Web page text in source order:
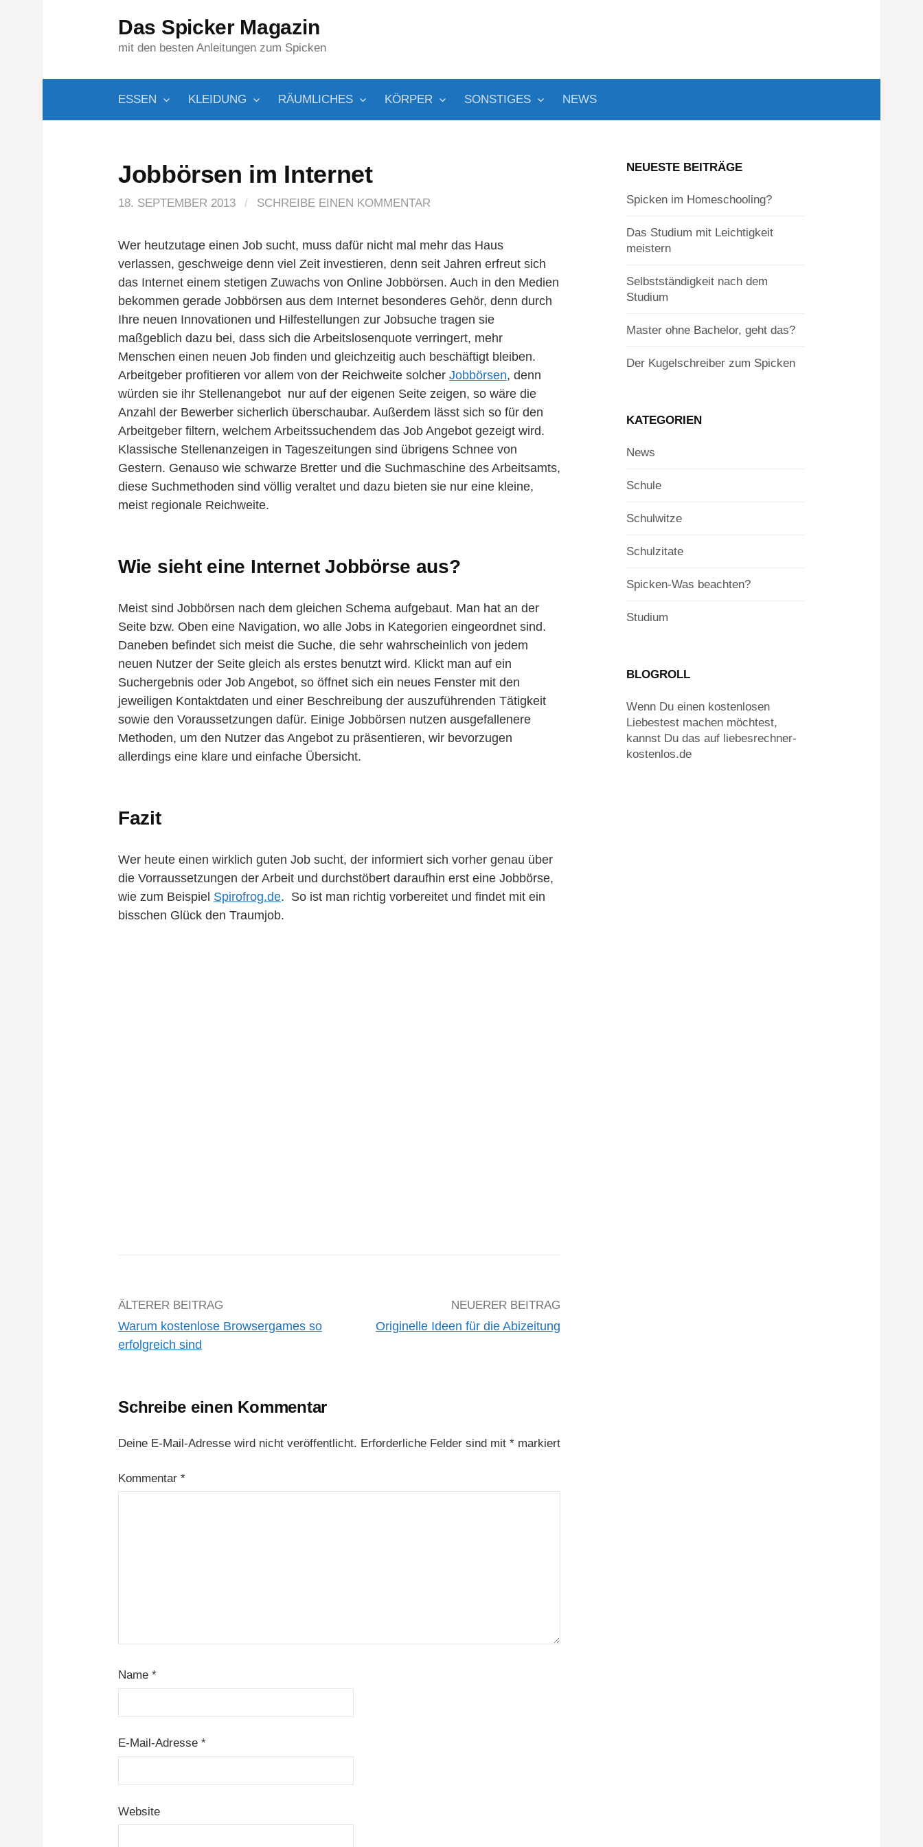
Das Spicker Magazin
mit den besten Anleitungen zum Spicken
ESSEN KLEIDUNG RÄUMLICHES KÖRPER SONSTIGES NEWS
Jobbörsen im Internet
18. SEPTEMBER 2013 / SCHREIBE EINEN KOMMENTAR
Wer heutzutage einen Job sucht, muss dafür nicht mal mehr das Haus
verlassen, geschweige denn viel Zeit investieren, denn seit Jahren erfreut sich
das Internet einem stetigen Zuwachs von Online Jobbörsen. Auch in den Medien
bekommen gerade Jobbörsen aus dem Internet besonderes Gehör, denn durch
Ihre neuen Innovationen und Hilfestellungen zur Jobsuche tragen sie
maßgeblich dazu bei, dass sich die Arbeitslosenquote verringert, mehr
Menschen einen neuen Job finden und gleichzeitig auch beschäftigt bleiben.
Arbeitgeber profitieren vor allem von der Reichweite solcher Jobbörsen, denn
würden sie ihr Stellenangebot nur auf der eigenen Seite zeigen, so wäre die
Anzahl der Bewerber sicherlich überschaubar. Außerdem lässt sich so für den
Arbeitgeber filtern, welchem Arbeitssuchendem das Job Angebot gezeigt wird.
Klassische Stellenanzeigen in Tageszeitungen sind übrigens Schnee von
Gestern. Genauso wie schwarze Bretter und die Suchmaschine des Arbeitsamts,
diese Suchmethoden sind völlig veraltet und dazu bieten sie nur eine kleine,
meist regionale Reichweite.
Wie sieht eine Internet Jobbörse aus?
Meist sind Jobbörsen nach dem gleichen Schema aufgebaut. Man hat an der
Seite bzw. Oben eine Navigation, wo alle Jobs in Kategorien eingeordnet sind.
Daneben befindet sich meist die Suche, die sehr wahrscheinlich von jedem
neuen Nutzer der Seite gleich als erstes benutzt wird. Klickt man auf ein
Suchergebnis oder Job Angebot, so öffnet sich ein neues Fenster mit den
jeweiligen Kontaktdaten und einer Beschreibung der auszuführenden Tätigkeit
sowie den Voraussetzungen dafür. Einige Jobbörsen nutzen ausgefallenere
Methoden, um den Nutzer das Angebot zu präsentieren, wir bevorzugen
allerdings eine klare und einfache Übersicht.
Fazit
Wer heute einen wirklich guten Job sucht, der informiert sich vorher genau über
die Vorraussetzungen der Arbeit und durchstöbert daraufhin erst eine Jobbörse,
wie zum Beispiel Spirofrog.de. So ist man richtig vorbereitet und findet mit ein
bisschen Glück den Traumjob.
Beitrags-
Navigation
ÄLTERER BEITRAG
Warum kostenlose Browsergames so
erfolgreich sind
NEUERER BEITRAG
Originelle Ideen für die Abizeitung
Schreibe einen Kommentar
Deine E-Mail-Adresse wird nicht veröffentlicht. Erforderliche Felder sind mit * markiert
Kommentar *
Name *
E-Mail-Adresse *
Website
NEUESTE BEITRÄGE
Spicken im Homeschooling?
Das Studium mit Leichtigkeit
meistern
Selbstständigkeit nach dem
Studium
Master ohne Bachelor, geht das?
Der Kugelschreiber zum Spicken
KATEGORIEN
News
Schule
Schulwitze
Schulzitate
Spicken-Was beachten?
Studium
BLOGROLL
Wenn Du einen kostenlosen
Liebestest machen möchtest,
kannst Du das auf liebesrechner-
kostenlos.de